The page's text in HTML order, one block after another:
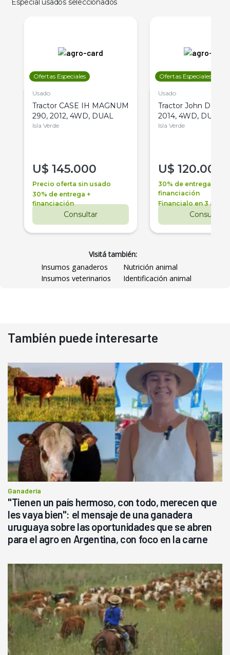
Especial usados seleccionados
Ofertas Especiales
Usado
Tractor CASE IH MAGNUM
290, 2012, 4WD, DUAL
Isla Verde
U$ 145.000
Precio oferta sin usado
30% de entrega +
financiación
Consultar
Ofertas Especiales
Usado
Tractor John Deere
2014, 4WD, DUAL
Isla Verde
U$ 120.000
30% de entrega +
financiación
Financialo en 3 años
Consultar
Visitá también:
Insumos ganaderos
Nutrición animal
Insumos veterinarios
Identificación animal
También puede interesarte
Ganadería
"Tienen un país hermoso, con todo, merecen que
les vaya bien": el mensaje de una ganadera
uruguaya sobre las oportunidades que se abren
para el agro en Argentina, con foco en la carne